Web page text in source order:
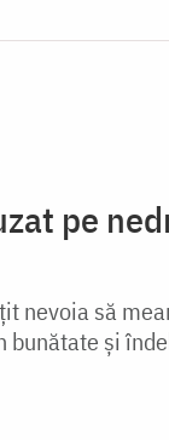
pe
nevoia să
bunătate și